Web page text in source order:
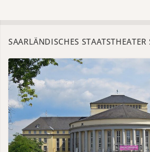
SAARLÄNDISCHES STAATSTHEATER